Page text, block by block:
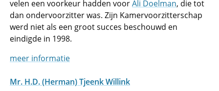
velen een voorkeur hadden voorAli Doelman, die tot
dan ondervoorzitter was. Zijn Kamervoorzitterschap
werd niet als een groot succes beschouwd en
eindigde in 1998.
meer informatie
Mr. H.D. (Herman) Tjeenk Willink